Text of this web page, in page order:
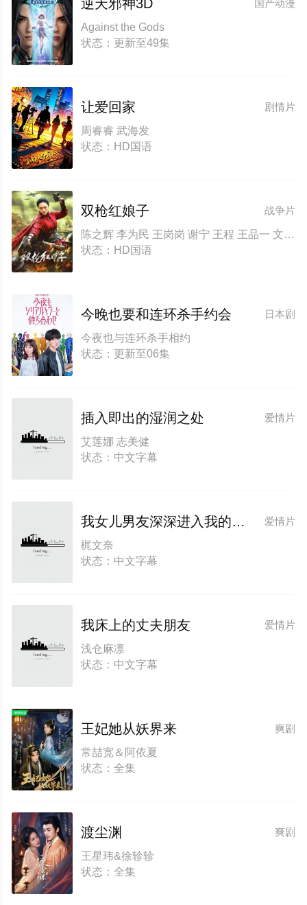
国产动漫
逆天邪神3D
Against the Gods
状态：更新至49集
剧情片
让爱回家
周睿睿 武海发
状态：HD国语
战争片
双枪红娘子
陈之辉 李为民 王岗岗 谢宁 王程 王品一 文祈 刘姝彤 魏兆雄 邱晨阳
状态：HD国语
日本剧
今晚也要和连环杀手约会
今夜也与连环杀手相约
状态：更新至06集
爱情片
插入即出的湿润之处
艾莲娜 志美健
状态：中文字幕
爱情片
我女儿男友深深进入我的身体
梶文奈
状态：中文字幕
爱情片
我床上的丈夫朋友
浅仓麻凛
状态：中文字幕
爽剧
王妃她从妖界来
常喆宽＆阿依夏
状态：全集
爽剧
渡尘渊
王星玮&徐轸轸
状态：全集